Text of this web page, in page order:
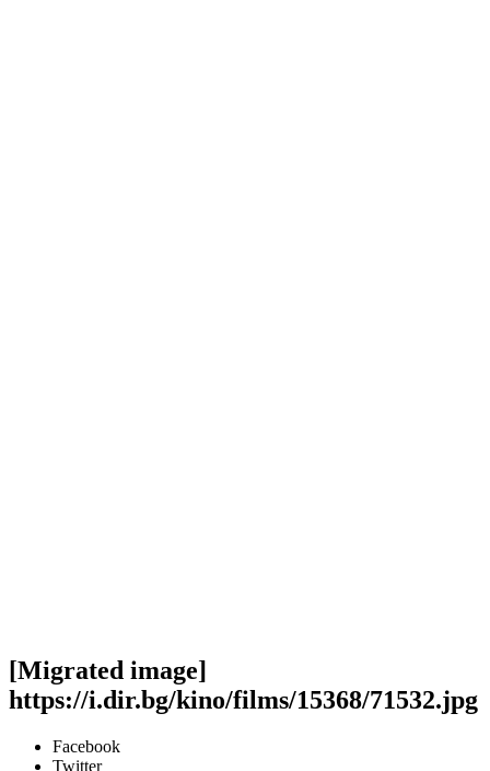
[Migrated image]
https://i.dir.bg/kino/films/15368/71532.jpg
Facebook
Twitter